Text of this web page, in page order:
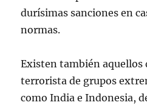
durísimas sanciones en
normas.
Existen también aquellos
terrorista de grupos
como India e Indonesia,